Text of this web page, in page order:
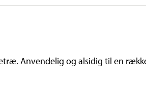
Anvendelig og alsidig til en